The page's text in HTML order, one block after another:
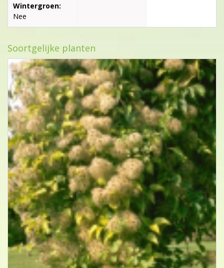
Wintergroen:
Nee
Soortgelijke planten